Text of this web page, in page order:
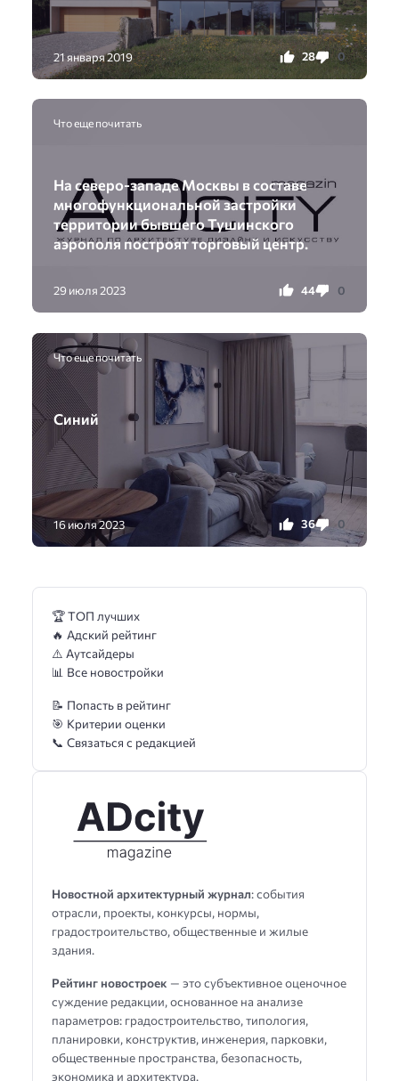
21 января 2019 28 0
Что еще почитать
На северо-западе Москвы в составе
многофункциональной застройки
территории бывшего Тушинского
аэрополя построят торговый центр.
29 июля 2023 44 0
Что еще почитать
Синий
16 июля 2023 36 0
Новостной архитектурный журнал: события
отрасли, проекты, конкурсы, нормы,
градостроительство, общественные и жилые
здания.
Рейтинг новостроек — это субъективное оценочное
суждение редакции, основанное на анализе
параметров: градостроительство, типология,
планировки, конструктив, инженерия, парковки,
общественные пространства, безопасность,
экономика и архитектура.
🏆 ТОП лучших
🔥 Адский рейтинг
⚠️ Аутсайдеры
📊 Все новостройки
📝 Попасть в рейтинг
🎯 Критерии оценки
📞 Связаться с редакцией